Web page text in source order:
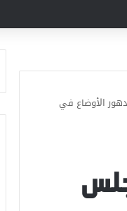
الأوضاع في